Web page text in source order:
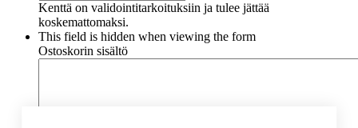
Kenttä on validointitarkoituksiin ja tulee jättää
koskemattomaksi.
This field is hidden when viewing the form
Ostoskorin sisältö